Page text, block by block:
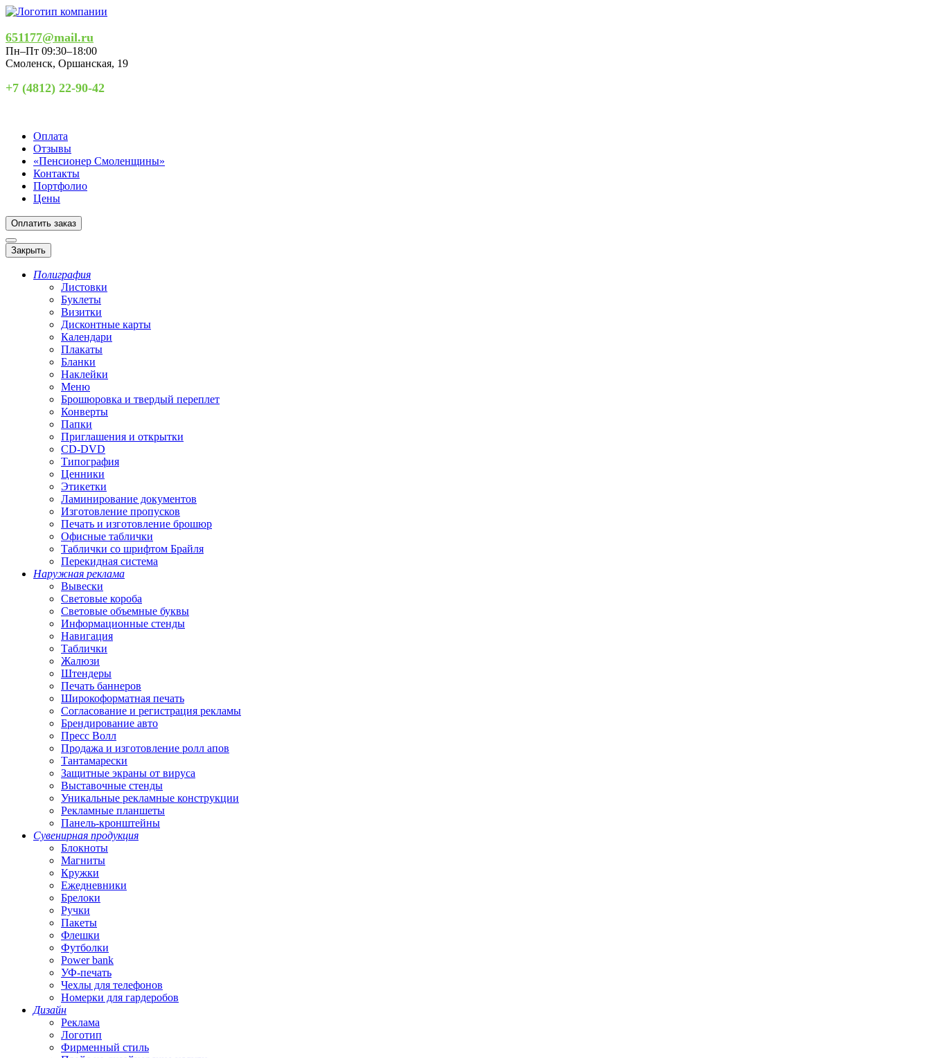
651177@mail.ru
Пн–Пт 09:30–18:00
Смоленск, Оршанская, 19
+7 (4812) 22-90-42
Оплата
Отзывы
«Пенсионер Смоленщины»
Контакты
Портфолио
Цены
Оплатить заказ
Закрыть
Полиграфия
Листовки
Буклеты
Визитки
Дисконтные карты
Календари
Плакаты
Бланки
Наклейки
Меню
Брошюровка и твердый переплет
Конверты
Папки
Приглашения и открытки
CD-DVD
Типография
Ценники
Этикетки
Ламинирование документов
Изготовление пропусков
Печать и изготовление брошюр
Офисные таблички
Таблички со шрифтом Брайля
Перекидная система
Наружная реклама
Вывески
Световые короба
Световые объемные буквы
Информационные стенды
Навигация
Таблички
Жалюзи
Штендеры
Печать баннеров
Широкоформатная печать
Согласование и регистрация рекламы
Брендирование авто
Пресс Волл
Продажа и изготовление ролл апов
Тантамарески
Защитные экраны от вируса
Выставочные стенды
Уникальные рекламные конструкции
Рекламные планшеты
Панель-кронштейны
Сувенирная продукция
Блокноты
Магниты
Кружки
Ежедневники
Брелоки
Ручки
Пакеты
Флешки
Футболки
Power bank
УФ-печать
Чехлы для телефонов
Номерки для гардеробов
Дизайн
Реклама
Логотип
Фирменный стиль